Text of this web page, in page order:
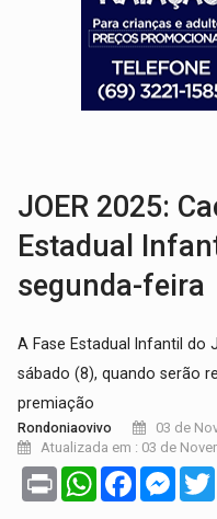
MATERIAL:
VÍDEO:
JOER 2025:
Estadual
segunda-feira
A Fase Estadual Infantil do
sábado (8), quando serão
premiação
Rondoniaovivo
03 de
Atualizada em : 03 de
Print WhatsAppFacebook